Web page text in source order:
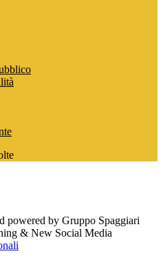
powered by Gruppo Spaggiari
& New Social Media